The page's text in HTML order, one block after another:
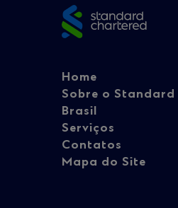
footer
Footer
-
Home
Sobre o
Brasil
Serviços
Contatos
Mapa do Site